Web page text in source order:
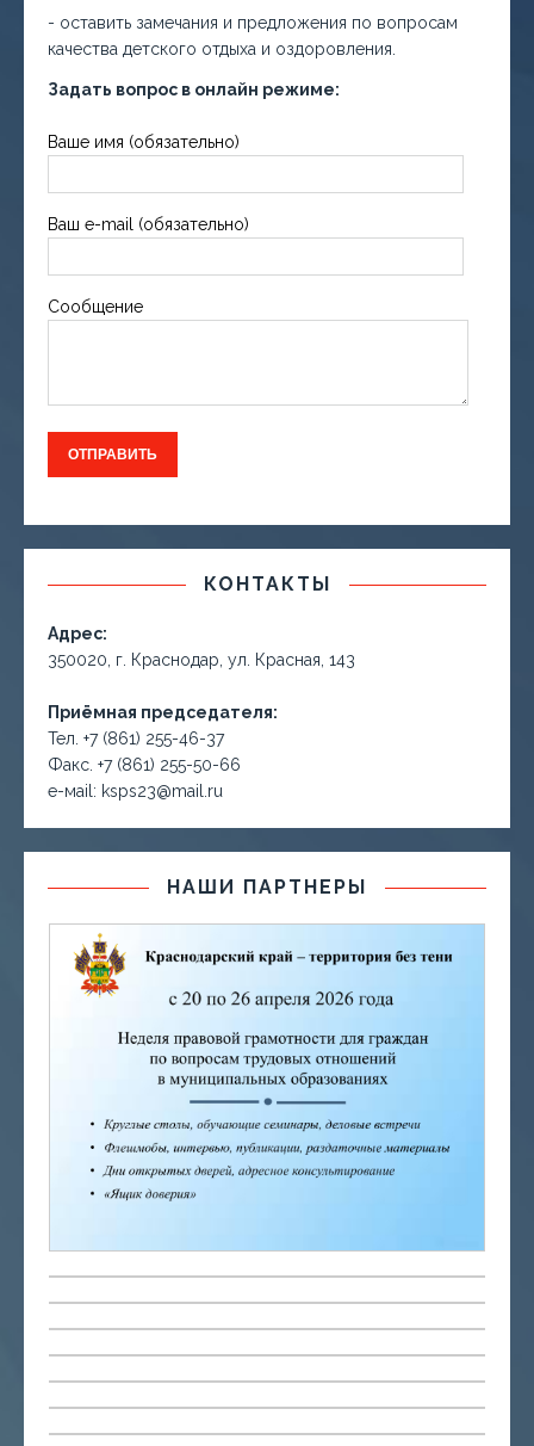
- оставить замечания и предложения по вопросам
качества детского отдыха и оздоровления.
Задать вопрос в онлайн режиме:
Ваше имя (обязательно)
Ваш e-mail (обязательно)
Сообщение
КОНТАКТЫ
Адрес:
350020, г. Краснодар, ул. Красная, 143
Приёмная председателя:
Тел. +7 (861) 255-46-37
Факс. +7 (861) 255-50-66
е-маil: ksps23@mail.ru
НАШИ ПАРТНЕРЫ